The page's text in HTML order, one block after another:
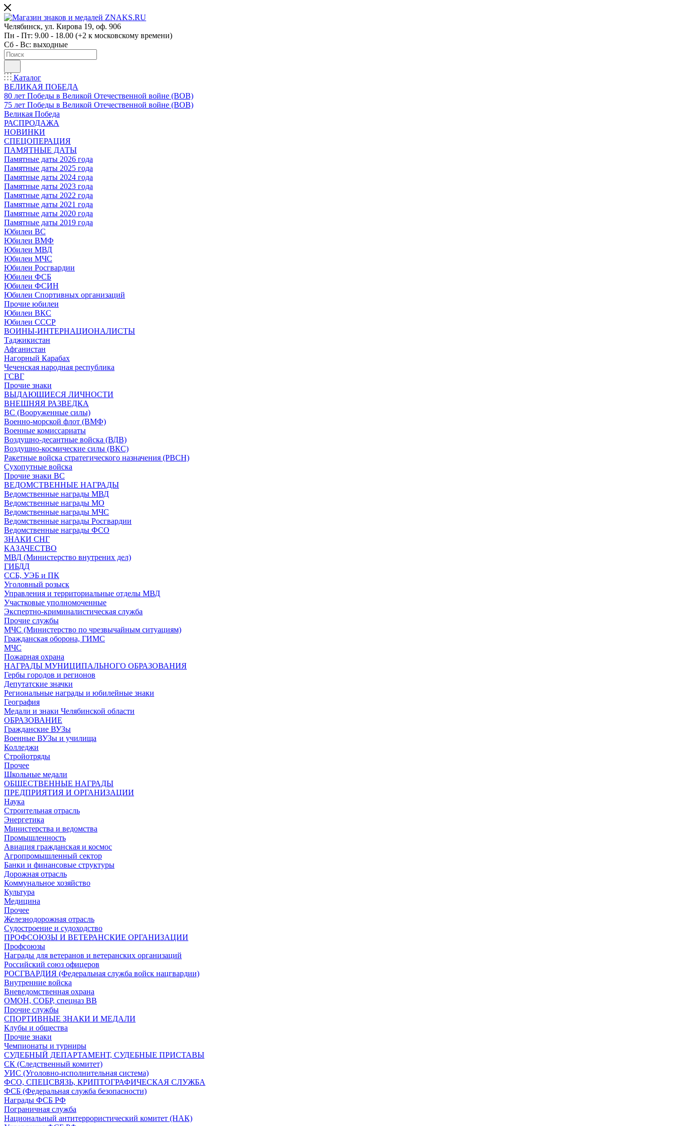
Челябинск, ул. Кирова 19, оф. 906
Пн - Пт: 9.00 - 18.00 (+2 к московскому времени)
Сб - Вс: выходные
Каталог
ВЕЛИКАЯ ПОБЕДА
80 лет Победы в Великой Отечественной войне (ВОВ)
75 лет Победы в Великой Отечественной войне (ВОВ)
Великая Победа
РАСПРОДАЖА
НОВИНКИ
СПЕЦОПЕРАЦИЯ
ПАМЯТНЫЕ ДАТЫ
Памятные даты 2026 года
Памятные даты 2025 года
Памятные даты 2024 года
Памятные даты 2023 года
Памятные даты 2022 года
Памятные даты 2021 года
Памятные даты 2020 года
Памятные даты 2019 года
Юбилеи ВС
Юбилеи ВМФ
Юбилеи МВД
Юбилеи МЧС
Юбилеи Росгвардии
Юбилеи ФСБ
Юбилеи ФСИН
Юбилеи Спортивных организаций
Прочие юбилеи
Юбилеи ВКС
Юбилеи СССР
ВОИНЫ-ИНТЕРНАЦИОНАЛИСТЫ
Таджикистан
Афганистан
Нагорный Карабах
Чеченская народная республика
ГСВГ
Прочие знаки
ВЫДАЮЩИЕСЯ ЛИЧНОСТИ
ВНЕШНЯЯ РАЗВЕДКА
ВС (Вооруженные силы)
Военно-морской флот (ВМФ)
Военные комиссариаты
Воздушно-десантные войска (ВДВ)
Воздушно-космические силы (ВКС)
Ракетные войска стратегического назначения (РВСН)
Сухопутные войска
Прочие знаки ВС
ВЕДОМСТВЕННЫЕ НАГРАДЫ
Ведомственные награды МВД
Ведомственные награды МО
Ведомственные награды МЧС
Ведомственные награды Росгвардии
Ведомственные награды ФСО
ЗНАКИ СНГ
КАЗАЧЕСТВО
МВД (Министерство внутрених дел)
ГИБДД
ССБ, УЭБ и ПК
Уголовный розыск
Управления и территориальные отделы МВД
Участковые уполномоченные
Экспертно-криминалистическая служба
Прочие службы
МЧС (Министерство по чрезвычайным ситуациям)
Гражданская оборона, ГИМС
МЧС
Пожарная охрана
НАГРАДЫ МУНИЦИПАЛЬНОГО ОБРАЗОВАНИЯ
Гербы городов и регионов
Депутатские значки
Региональные награды и юбилейные знаки
География
Медали и знаки Челябинской области
ОБРАЗОВАНИЕ
Гражданские ВУЗы
Военные ВУЗы и училища
Колледжи
Стройотряды
Прочее
Школьные медали
ОБЩЕСТВЕННЫЕ НАГРАДЫ
ПРЕДПРИЯТИЯ И ОРГАНИЗАЦИИ
Наука
Строительная отрасль
Энергетика
Министерства и ведомства
Промышленность
Авиация гражданская и космос
Агропромышленный сектор
Банки и финансовые структуры
Дорожная отрасль
Коммунальное хозяйство
Культура
Медицина
Прочее
Железнодорожная отрасль
Судостроение и судоходство
ПРОФСОЮЗЫ И ВЕТЕРАНСКИЕ ОРГАНИЗАЦИИ
Профсоюзы
Награды для ветеранов и ветеранских организаций
Российский союз офицеров
РОСГВАРДИЯ (Федеральная служба войск нацгвардии)
Внутренние войска
Вневедомственная охрана
ОМОН, СОБР, спецназ ВВ
Прочие службы
СПОРТИВНЫЕ ЗНАКИ И МЕДАЛИ
Клубы и общества
Прочие знаки
Чемпионаты и турниры
СУДЕБНЫЙ ДЕПАРТАМЕНТ, СУДЕБНЫЕ ПРИСТАВЫ
СК (Следственный комитет)
УИС (Уголовно-исполнительная система)
ФСО, СПЕЦСВЯЗЬ, КРИПТОГРАФИЧЕСКАЯ СЛУЖБА
ФСБ (Федеральная служба безопасности)
Награды ФСБ РФ
Пограничная служба
Национальный антитеррористический комитет (НАК)